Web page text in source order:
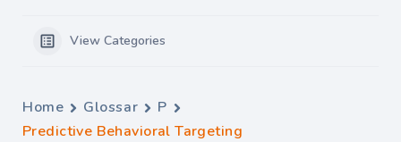
View Categories
Home Glossar
P
Predictive Behavioral Targeting